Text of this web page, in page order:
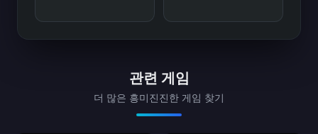
관련 게임
더 많은 흥미진진한 게임 찾기